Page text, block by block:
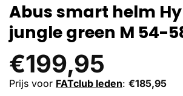
Abus smart helm
jungle green M 54-
€199,95
Prijs voor FATclub leden: €185,95